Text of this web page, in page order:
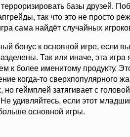
базы друзей.
так что это не просто
сама найдёт случайных
бонус к основной игре, если
Так или иначе, эта игра
к более именитому продукту.
когда-то сверхпопулярного
геймплей затягивает с
удивляйтесь, если этот
основной игры.